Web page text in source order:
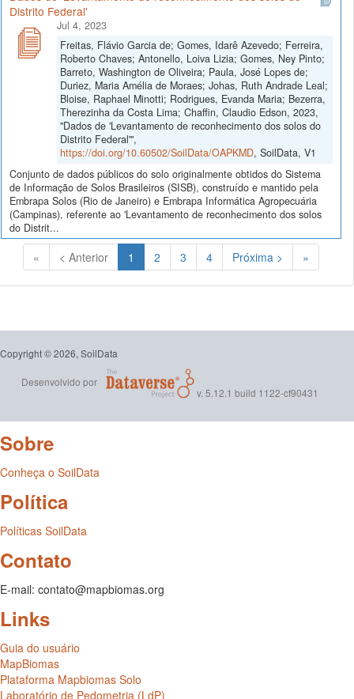
Distrito Federal'
Jul 4, 2023
Freitas, Flávio Garcia de; Gomes, Idarê Azevedo; Ferreira,
Roberto Chaves; Antonello, Loiva Lizia; Gomes, Ney Pinto;
Barreto, Washington de Oliveira; Paula, José Lopes de;
Duriez, Maria Amélia de Moraes; Johas, Ruth Andrade Leal;
Bloise, Raphael Minotti; Rodrigues, Evanda Maria; Bezerra,
Therezinha da Costa Lima; Chaffin, Claudio Edson, 2023,
"Dados de 'Levantamento de reconhecimento dos solos do
Distrito Federal'",
https://doi.org/10.60502/SoilData/OAPKMD, SoilData, V1
Conjunto de dados públicos do solo originalmente obtidos do Sistema
de Informação de Solos Brasileiros (SISB), construído e mantido pela
Embrapa Solos (Rio de Janeiro) e Embrapa Informática Agropecuária
(Campinas), referente ao 'Levantamento de reconhecimento dos solos
do Distrit...
« < Anterior 1 (Atual)
2 3 4 Próxima > »
Copyright © 2026, SoilData
Desenvolvido por
v. 5.12.1 build 1122-cf90431
Sobre
Conheça o SoilData
Política
Políticas SoilData
Contato
E-mail: contato@mapbiomas.org
Links
Guia do usuário
MapBiomas
Plataforma Mapbiomas Solo
Laboratório de Pedometria (LdP)